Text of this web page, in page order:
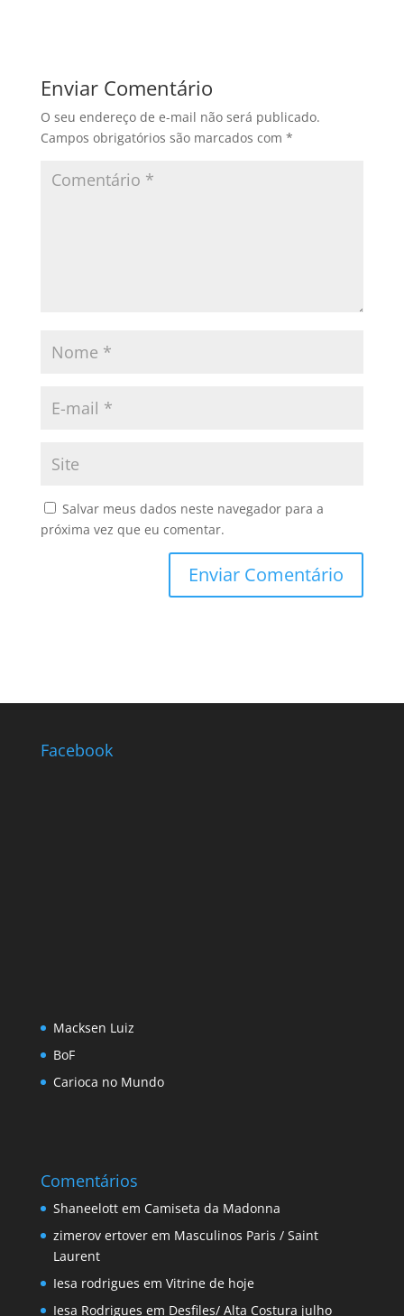
Enviar Comentário
O seu endereço de e-mail não será publicado.
Campos obrigatórios são marcados com *
Salvar meus dados neste navegador para a
próxima vez que eu comentar.
Facebook
Macksen Luiz
BoF
Carioca no Mundo
Comentários
Shaneelottem Camiseta da Madonna
zimerov ertoverem Masculinos Paris / Saint
Laurent
Iesa rodrigues em Vitrine de hoje
Iesa Rodrigues em Desfiles/ Alta Costura julho